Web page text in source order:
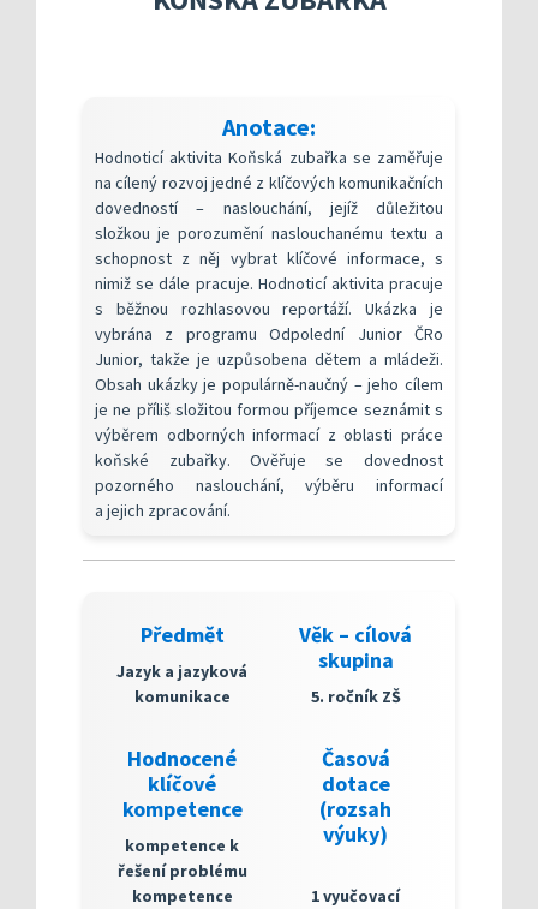
Publikace s
Příklady
Anotace:
Hodnoticí aktivita Koňská zubařka se zaměřuje
na cílený rozvoj jedné z klíčových komunikačních
dovedností – naslouchání, jejíž důležitou
složkou je porozumění naslouchanému textu a
schopnost z něj vybrat klíčové informace, s
nimiž se dále pracuje. Hodnoticí aktivita pracuje
s běžnou rozhlasovou reportáží. Ukázka je
vybrána z programu Odpolední Junior ČRo
Junior, takže je uzpůsobena dětem a mládeži.
Obsah ukázky je populárně-naučný – jeho cílem
je ne příliš složitou formou příjemce seznámit s
výběrem odborných informací z oblasti práce
koňské zubařky. Ověřuje se dovednost
pozorného naslouchání, výběru informací
a jejich zpracování.
Předmět
Jazyk a jazyková
komunikace
Věk – cílová
skupina
5. ročník ZŠ
Hodnocené
klíčové
kompetence
kompetence k
řešení problému
kompetence
Časová
dotace
(rozsah
výuky)
1 vyučovací